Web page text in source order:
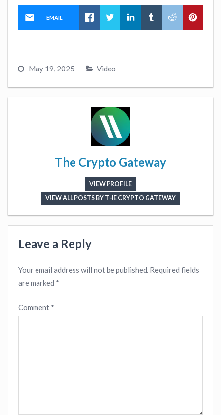
EMAIL
May 19, 2025 Video
The Crypto Gateway
VIEW PROFILE
VIEW ALL POSTS BY THE CRYPTO GATEWAY
Leave a Reply
Your email address will not be published. Required fields
are marked *
Comment *